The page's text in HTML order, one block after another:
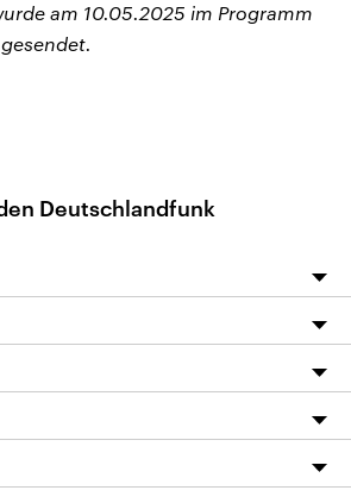
am 10.05.2025 im Programm
Deutschlandfunk
auf dlf.de
App